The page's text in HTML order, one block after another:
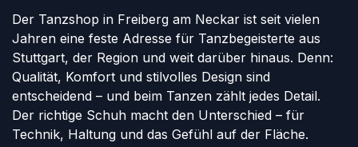
Der Tanzshop in Freiberg am Neckar ist seit vielen
Jahren eine feste Adresse für Tanzbegeisterte aus
Stuttgart, der Region und weit darüber hinaus. Denn:
Qualität, Komfort und stilvolles Design sind
entscheidend – und beim Tanzen zählt jedes Detail.
Der richtige Schuh macht den Unterschied – für
Technik, Haltung und das Gefühl auf der Fläche.